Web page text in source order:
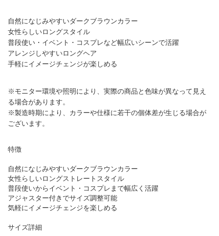
自然になじみやすいダークブラウンカラー
女性らしいロングスタイル
普段使い・イベント・コスプレなど幅広いシーンで活躍
アレンジしやすいロングヘア
手軽にイメージチェンジが楽しめる
※モニター環境や照明により、実際の商品と色味が異なって見え
る場合があります。
※製造時期により、カラーや仕様に若干の個体差が生じる場合が
ございます。
特徴
自然になじみやすいダークブラウンカラー
女性らしいロングストレートスタイル
普段使いからイベント・コスプレまで幅広く活躍
アジャスター付きでサイズ調整可能
気軽にイメージチェンジを楽しめる
サイズ詳細